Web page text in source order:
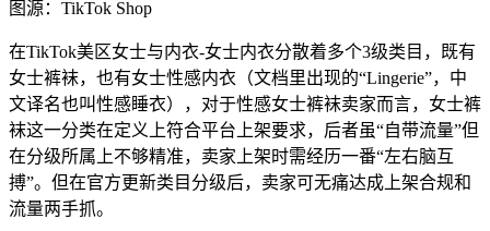
图源：TikTok Shop
在TikTok美区女士与内衣-女士内衣分散着多个3级类目，既有
女士裤袜，也有女士性感内衣（文档里出现的“Lingerie”，中
文译名也叫性感睡衣），对于性感女士裤袜卖家而言，女士裤
袜这一分类在定义上符合平台上架要求，后者虽“自带流量”但
在分级所属上不够精准，卖家上架时需经历一番“左右脑互
搏”。但在官方更新类目分级后， 卖家可无痛达成上架合规和
流量两手抓。